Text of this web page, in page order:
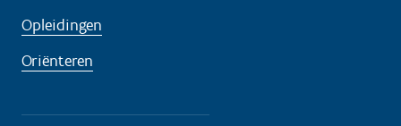
Opleidingen
Oriënteren